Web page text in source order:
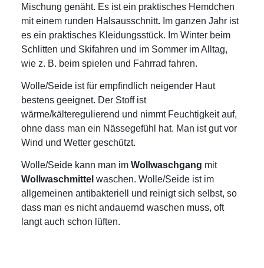
Mischung genäht. Es ist ein praktisches Hemdchen
mit einem runden Halsausschnitt. Im ganzen Jahr ist
es ein praktisches Kleidungsstück. Im Winter beim
Schlitten und Skifahren und im Sommer im Alltag,
wie z. B. beim spielen und Fahrrad fahren.
Wolle/Seide ist für empfindlich neigender Haut
bestens geeignet. Der Stoff ist
wärme/kälteregulierend und nimmt Feuchtigkeit auf,
ohne dass man ein Nässegefühl hat. Man ist gut vor
Wind und Wetter geschützt.
Wolle/Seide kann man im Wollwaschgang mit
Wollwaschmittel waschen. Wolle/Seide ist im
allgemeinen antibakteriell und reinigt sich selbst, so
dass man es nicht andauernd waschen muss, oft
langt auch schon lüften.